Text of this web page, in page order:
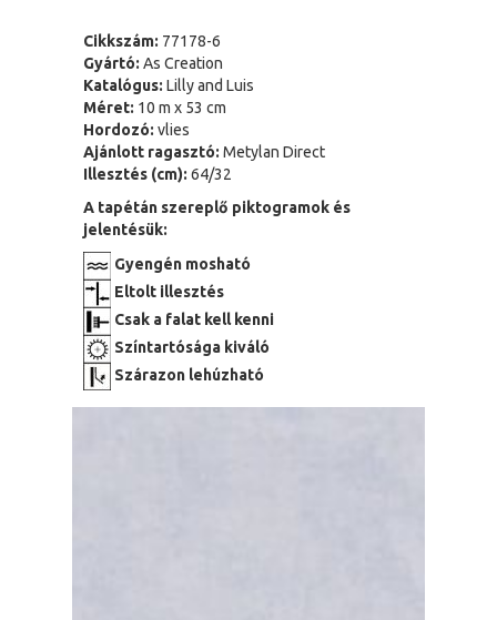
Cikkszám: 77178-6
Gyártó: As Creation
Katalógus: Lilly and Luis
Méret: 10 m x 53 cm
Hordozó: vlies
Ajánlott ragasztó: Metylan Direct
Illesztés (cm): 64/32
A tapétán szereplő piktogramok és
jelentésük:
Gyengén mosható
Eltolt illesztés
Csak a falat kell kenni
Színtartósága kiváló
Szárazon lehúzható